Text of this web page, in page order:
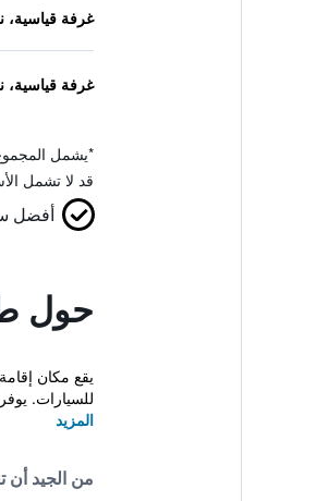
غرفة
غرفة
*يشمل
قد لا تشمل
أفضل
حول
للسيارات. يوفر هذا
المزيد
من الجيد أن